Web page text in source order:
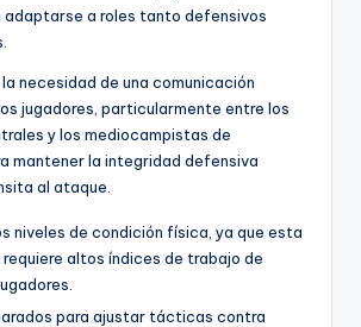
adaptarse a roles tanto defensivos
necesidad de una comunicación
jugadores, particularmente entre los
y los mediocampistas de
mantener la integridad defensiva
al ataque.
niveles de condición física, ya que esta
altos índices de trabajo de
para ajustar tácticas contra